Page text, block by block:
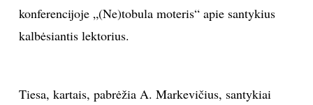
Jūs sutinkate su
konferencijoje „(Ne)tobula moteris“ apie santykius
kalbėsiantis lektorius.
Tiesa, kartais, pabrėžia A. Markevičius, santykiai